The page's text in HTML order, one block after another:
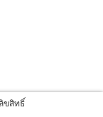
ขสิทธิ์